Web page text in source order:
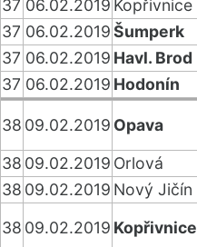
37 06.02.2019 Kopřivnice
37 06.02.2019Šumperk
37 06.02.2019 Havl. Brod
37 06.02.2019 Hodonín
38 09.02.2019 Opava
38 09.02.2019 Orlová
38 09.02.2019 Nový Jičín
38 09.02.2019 Kopřivnice